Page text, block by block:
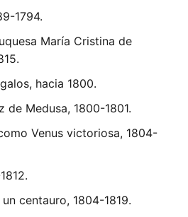
1794.
María Cristina de
hacia 1800.
de Medusa, 1800-1801.
Venus victoriosa, 1804-
centauro, 1804-1819.